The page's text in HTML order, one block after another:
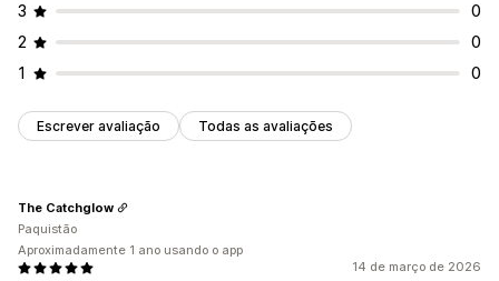
3
0
2
0
1
0
Escrever avaliação Todas as avaliações
14 de março de 2026
The Catchglow
Paquistão
Aproximadamente 1 ano usando o app